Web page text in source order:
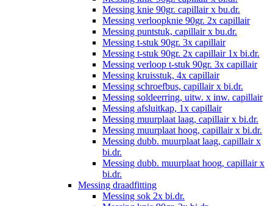
Messing knie 90gr. capillair x bu.dr.
Messing verloopknie 90gr. 2x capillair
Messing puntstuk, capillair x bu.dr.
Messing t-stuk 90gr. 3x capillair
Messing t-stuk 90gr. 2x capillair 1x bi.dr.
Messing verloop t-stuk 90gr. 3x capillair
Messing kruisstuk, 4x capillair
Messing schroefbus, capillair x bi.dr.
Messing soldeerring, uitw. x inw. capillair
Messing afsluitkap, 1x capillair
Messing muurplaat laag, capillair x bi.dr.
Messing muurplaat hoog, capillair x bi.dr.
Messing dubb. muurplaat laag, capillair x
bi.dr.
Messing dubb. muurplaat hoog, capillair x
bi.dr.
Messing draadfitting
Messing sok 2x bi.dr.